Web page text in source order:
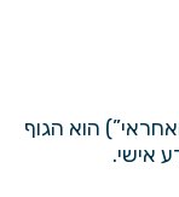
הוא הגוף
אישי.